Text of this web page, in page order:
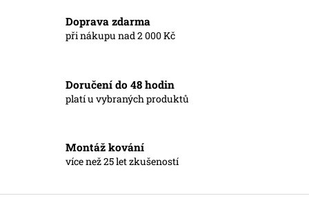
i
Doprava zdarma
při nákupu nad 2 000 Kč
Doručení do 48 hodin
platí u vybraných produktů
Montáž kování
více než 25 let zkušeností
Z